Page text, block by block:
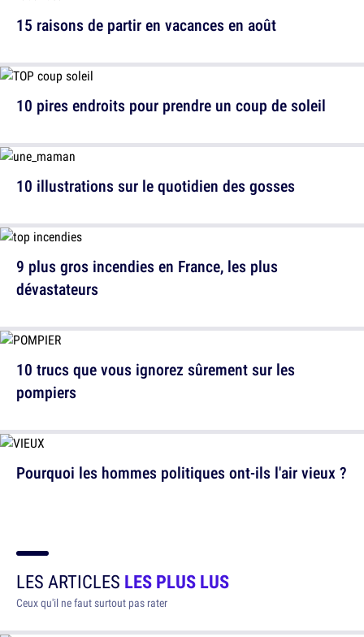
15 raisons de partir en vacances en août
10 illustrations sur le quotidien des gosses
10 trucs que vous ignorez sûrement sur les
pompiers
10 pires endroits pour prendre un coup de soleil
9 plus gros incendies en France, les plus
dévastateurs
Pourquoi les hommes politiques ont-ils l'air vieux ?
LES ARTICLES LES PLUS LUS
Ceux qu'il ne faut surtout pas rater